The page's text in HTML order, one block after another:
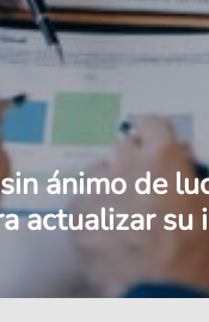
ánimo de
actualizar su